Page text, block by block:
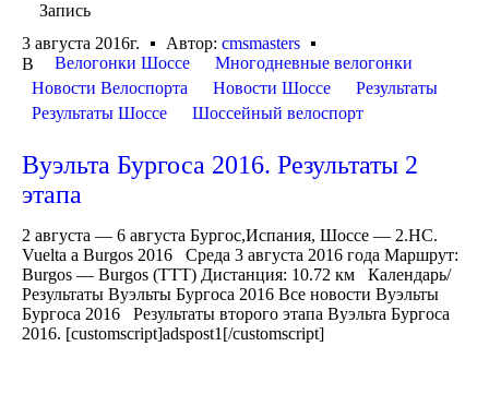
Запись
3 августа 2016г.
Автор: cmsmasters
В
Велогонки Шоссе
Многодневные велогонки
Новости Велоспорта
Новости Шоссе
Результаты
Результаты Шоссе
Шоссейный велоспорт
Вуэльта Бургоса 2016. Результаты 2
этапа
2 августа — 6 августа Бургос,Испания, Шоссе — 2.HC.
Vuelta a Burgos 2016 Среда 3 августа 2016 года Маршрут:
Burgos — Burgos (TTT) Дистанция: 10.72 км Календарь/
Результаты Вуэльты Бургоса 2016 Все новости Вуэльты
Бургоса 2016 Результаты второго этапа Вуэльта Бургоса
2016. [customscript]adspost1[/customscript]